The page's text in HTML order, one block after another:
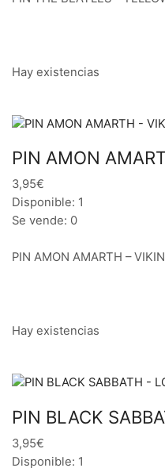
Hay existencias
PIN AMON
3,95€
Disponible: 1
Se vende: 0
PIN AMON AMARTH –
Hay existencias
PIN BLACK
3,95€
Disponible: 1